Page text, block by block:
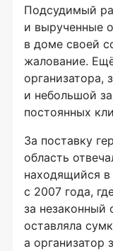
Подсудимый
и вырученные
в доме своей
жалование.
организатора,
и небольшой
постоянных
За поставку
область
находящийся
с 2007 года,
за незаконный
оставляла
а организатор